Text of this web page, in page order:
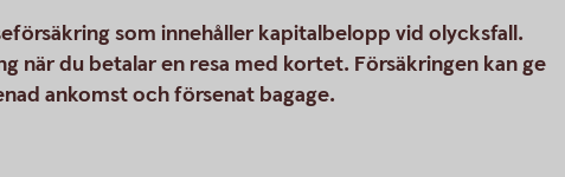
som innehåller kapitalbelopp vid olycksfall.
när du betalar en resa med kortet. Försäkringen kan ge
ankomst och försenat bagage.